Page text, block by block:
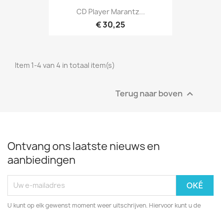
Snel bekijken
CD Player Marantz...
€ 30,25
Item 1-4 van 4 in totaal item(s)
Terug naar boven 
Ontvang ons laatste nieuws en
aanbiedingen
U kunt op elk gewenst moment weer uitschrijven. Hiervoor kunt u de